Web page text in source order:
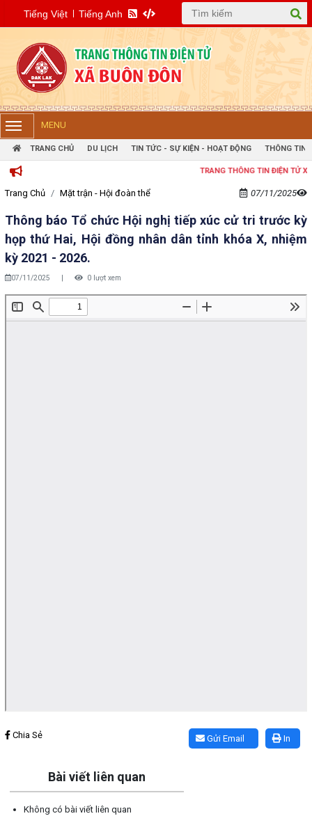
Tiếng Việt Tiếng Anh
MENU
TRANG CHỦ DU LỊCH TIN TỨC - SỰ KIỆN - HOẠT ĐỘNG THÔNG TIN
TRANG THÔNG TIN ĐIỆN TỬ XÃ
Trang Chủ Mặt trận - Hội đoàn thể 07/11/2025
Thông báo Tổ chức Hội nghị tiếp xúc cử tri trước kỳ
họp thứ Hai, Hội đồng nhân dân tỉnh khóa X, nhiệm
kỳ 2021 - 2026.
07/11/2025 0 lượt xem
In
Gửi Email
Chia Sẻ
Bài viết liên quan
Không có bài viết liên quan